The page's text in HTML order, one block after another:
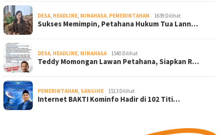
DESA, HEADLINE, MINAHASA, PEMERINTAHAN 1639 Dilihat
Sukses Memimpin, Petahana Hukum Tua Lann…
DESA, HEADLINE, MINAHASA 1540 Dilihat
Teddy Momongan Lawan Petahana, Siapkan R…
PEMERINTAHAN, SANGIHE 1513 Dilihat
Internet BAKTI Kominfo Hadir di 102 Titi…